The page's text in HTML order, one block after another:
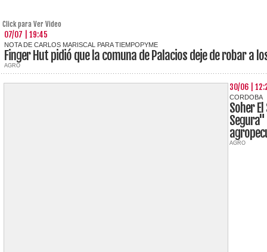
Click para Ver Video
07/07 | 19:45
NOTA DE CARLOS MARISCAL PARA TIEMPOPYME
Finger Hut pidió que la comuna de Palacios deje de robar a
AGRO
30/06 |
CORDOBA
Soher
AGRO